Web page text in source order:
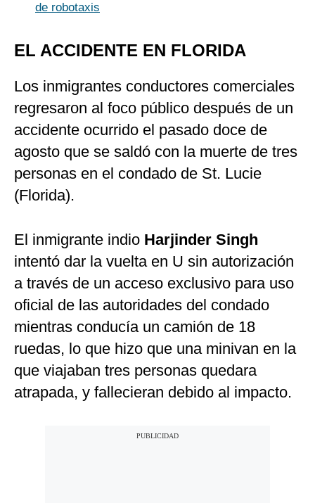
de robotaxis
EL ACCIDENTE EN FLORIDA
Los inmigrantes conductores comerciales
regresaron al foco público después de un
accidente ocurrido el pasado doce de
agosto que se saldó con la muerte de tres
personas en el condado de St. Lucie
(Florida).
El inmigrante indio Harjinder Singh
intentó dar la vuelta en U sin autorización
a través de un acceso exclusivo para uso
oficial de las autoridades del condado
mientras conducía un camión de 18
ruedas, lo que hizo que una minivan en la
que viajaban tres personas quedara
atrapada, y fallecieran debido al impacto.